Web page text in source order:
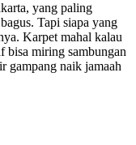
yang paling
Tapi siapa yang
Karpet mahal kalau
bisa miring sambungan
gampang naik jamaah